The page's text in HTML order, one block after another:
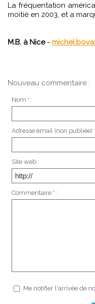
La fréquentation
moitié en 2003, et a
M.B. à Nice-
Nouveau commentaire :
Nom * :
Adresse email (non publiée)
Site web :
Commentaire * :
Me notifier l'arrivée de